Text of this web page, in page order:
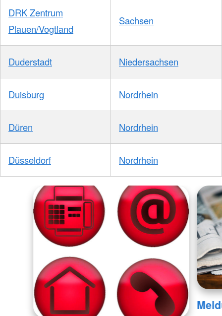
DRK Zentrum
Plauen/Vogtland
Sachsen
Duderstadt Niedersachsen
Duisburg Nordrhein
Düren Nordrhein
Düsseldorf Nordrhein